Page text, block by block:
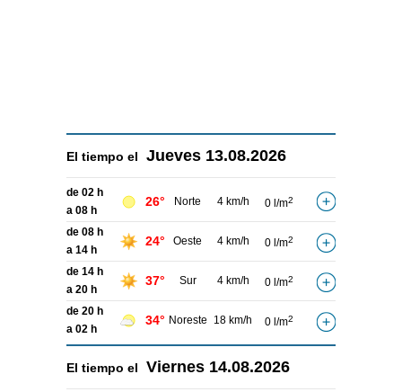
El tiempo el Jueves 13.08.2026
de 02 h
a 08 h
26° Norte 4 km/h 0 l/m2
de 08 h
a 14 h
24° Oeste 4 km/h 0 l/m2
de 14 h
a 20 h
37° Sur 4 km/h 0 l/m2
de 20 h
a 02 h
34° Noreste 18 km/h 0 l/m2
El tiempo el Viernes 14.08.2026